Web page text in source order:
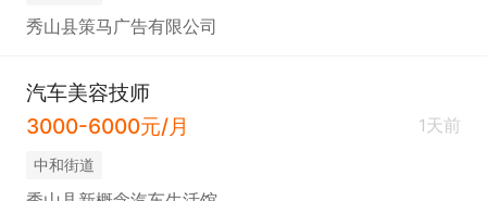
秀山县策马广告有限公司
汽车美容技师
3000-6000元/月
1天前
中和街道